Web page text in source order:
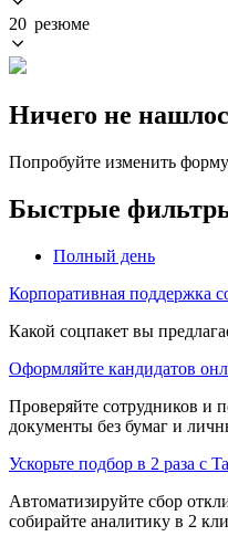
20 резюме
Ничего не
Попробуйте изменить
Быстрые
Полный день
Корпоративная поддержка
Какой соцпакет вы
Оформляйте кандидатов
Проверяйте сотрудников и
документы без бумаг и
Ускорьте подбор в 2 раза с
Автоматизируйте сбор
собирайте аналитику в 2